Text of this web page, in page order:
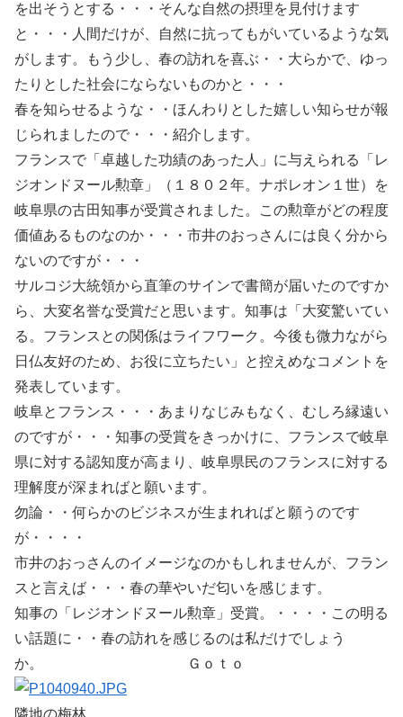
を出そうとする・・・そんな自然の摂理を見付けます
と・・・人間だけが、自然に抗ってもがいているような気
がします。もう少し、春の訪れを喜ぶ・・大らかで、ゆっ
たりとした社会にならないものかと・・・
春を知らせるような・・ほんわりとした嬉しい知らせが報
じられましたので・・・紹介します。
フランスで「卓越した功績のあった人」に与えられる「レ
ジオンドヌール勲章」（１８０２年。ナポレオン１世）を
岐阜県の古田知事が受賞されました。この勲章がどの程度
価値あるものなのか・・・市井のおっさんには良く分から
ないのですが・・・
サルコジ大統領から直筆のサインで書簡が届いたのですか
ら、大変名誉な受賞だと思います。知事は「大変驚いてい
る。フランスとの関係はライフワーク。今後も微力ながら
日仏友好のため、お役に立ちたい」と控えめなコメントを
発表しています。
岐阜とフランス・・・あまりなじみもなく、むしろ縁遠い
のですが・・・知事の受賞をきっかけに、フランスで岐阜
県に対する認知度が高まり、岐阜県民のフランスに対する
理解度が深まればと願います。
勿論・・何らかのビジネスが生まれればと願うのです
が・・・・
市井のおっさんのイメージなのかもしれませんが、フラン
スと言えば・・・春の華やいだ匂いを感じます。
知事の「レジオンドヌール勲章」受賞。・・・・この明る
い話題に・・春の訪れを感じるのは私だけでしょう
か。 Ｇｏｔｏ
隣地の梅林